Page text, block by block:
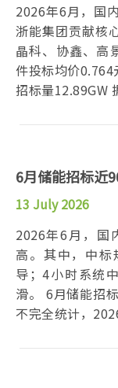
2026年6月，国
浙能集团贡献核
晶科、协鑫、高
件投标均价
招标量12.89GW
6月储能招标近
13 July 2026
2026年6月，国
高。其中，中标
导；4小时系统
滑。 6月储能招
不完全统计，